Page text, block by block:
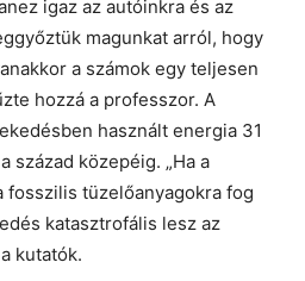
igaz az autóinkra és az
magunkat arról, hogy
a számok egy teljesen
hozzá a professzor. A
használt energia 31
század közepéig. „Ha a
fosszilis tüzelőanyagokra fog
katasztrofális lesz az
kutatók.